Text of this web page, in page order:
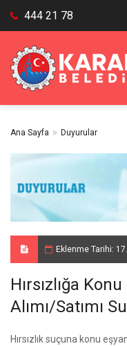
444 21 78
Ana Sayfa Duyurular
Eklenme Tarihi:
Hırsızlığa
Alımı/Satımı
Hırsızlık suçuna konu